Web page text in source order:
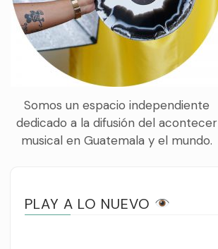
Somos un espacio independiente
dedicado a la difusión del acontecer
musical en Guatemala y el mundo.
PLAY A LO NUEVO